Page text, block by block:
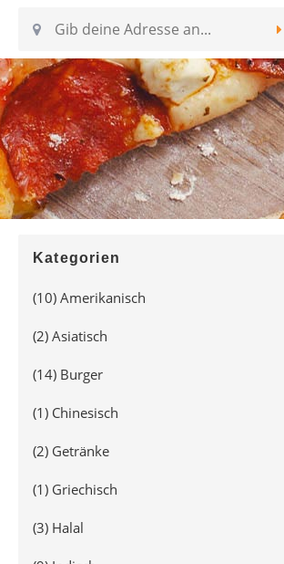
Kategorien
(10) Amerikanisch
(2) Asiatisch
(14) Burger
(1) Chinesisch
(2) Getränke
(1) Griechisch
(3) Halal